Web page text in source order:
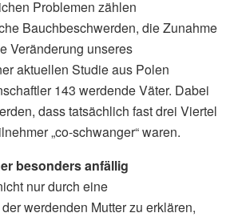
Problemen zählen
Bauchbeschwerden, die Zunahme
Veränderung unseres
aktuellen Studie aus Polen
143 werdende Väter. Dabei
dass tatsächlich fast drei Viertel
„co-schwanger“ waren.
besonders anfällig
nur durch eine
werdenden Mutter zu erklären,